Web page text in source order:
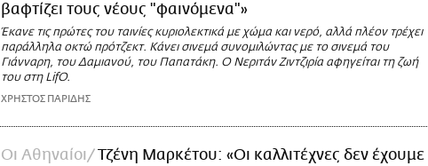
βαφτίζει τους νέους "φαινόμενα"»
Έκανε τις πρώτες του ταινίες κυριολεκτικά με χώμα και νερό, αλλά πλέον τρέχει
παράλληλα οκτώ πρότζεκτ. Κάνει σινεμά συνομιλώντας με το σινεμά του
Γιάνναρη, του Δαμιανού, του Παπατάκη. Ο Νεριτάν Ζιντζιρία αφηγείται τη ζωή
του στη LifO.
ΧΡΗΣΤΟΣ ΠΑΡΙΔΗΣ
Οι Αθηναίοι Τζένη Μαρκέτου: «Οι καλλιτέχνες δεν έχουμε